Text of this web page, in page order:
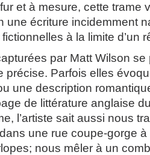
et à mesure, cette trame
une écriture incidemment
à la limite d’un
par Matt Wilson
précise. Parfois elles
une description
de littérature anglaise
l’artiste sait aussi nous
une rue coupe-gorge
nous mêler à un